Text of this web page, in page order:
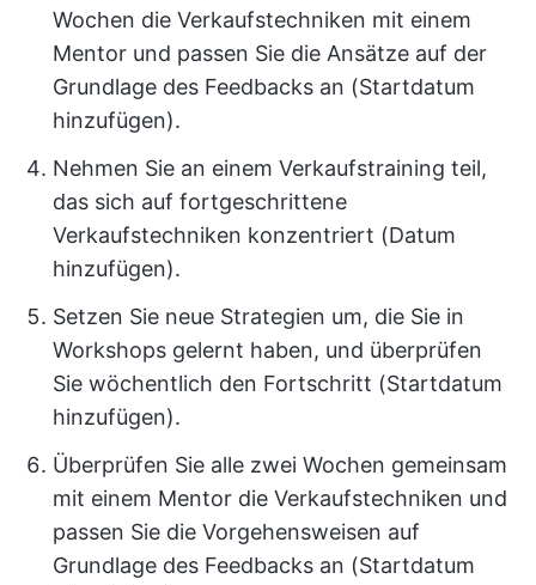
Wochen die Verkaufstechniken mit einem
Mentor und passen Sie die Ansätze auf der
Grundlage des Feedbacks an (Startdatum
hinzufügen).
Nehmen Sie an einem Verkaufstraining teil,
das sich auf fortgeschrittene
Verkaufstechniken konzentriert (Datum
hinzufügen).
Setzen Sie neue Strategien um, die Sie in
Workshops gelernt haben, und überprüfen
Sie wöchentlich den Fortschritt (Startdatum
hinzufügen).
Überprüfen Sie alle zwei Wochen gemeinsam
mit einem Mentor die Verkaufstechniken und
passen Sie die Vorgehensweisen auf
Grundlage des Feedbacks an (Startdatum